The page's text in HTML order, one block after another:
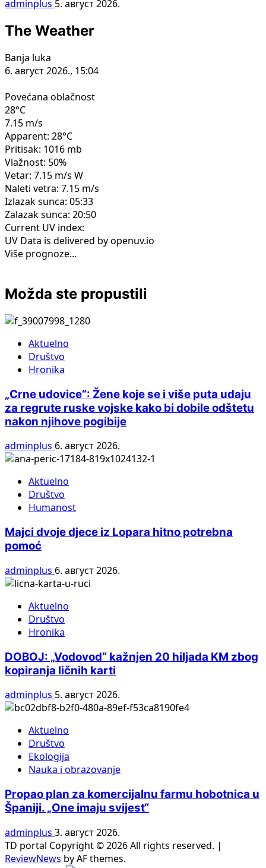
adminplus 5. август 2026.
The Weather
Banja luka
6. август 2026., 15:04
Povećana oblačnost
28°C
7.15 m/s
Apparent: 28°C
Pritisak: 1016 mb
Vlažnost: 50%
Vetar: 7.15 m/s W
Naleti vetra: 7.15 m/s
Izlazak sunca: 05:33
Zalazak sunca: 20:50
Current UV index:
UV Data is delivered by openuv.io
Više prognoze...
Možda ste propustili
Aktuelno
Društvo
Hronika
„Crne udovice“: Žene koje se i više puta udaju
za regrute ruske vojske kako bi dobile odštetu
nakon njihove pogibije
adminplus 6. август 2026.
Aktuelno
Društvo
Humanost
Majci dvoje djece iz Lopara hitno potrebna
pomoć
adminplus 6. август 2026.
Aktuelno
Društvo
Hronika
DOBOJ: „Vodovod“ kažnjen 20 hiljada KM zbog
kopiranja ličnih karti
adminplus 5. август 2026.
Aktuelno
Društvo
Ekologija
Nauka i obrazovanje
Propao plan za komercijalnu farmu hobotnica u
Španiji. „One imaju svijest“
adminplus 3. август 2026.
TD portal Copyright © 2026 All rights reserved. |
ReviewNews by AF themes.